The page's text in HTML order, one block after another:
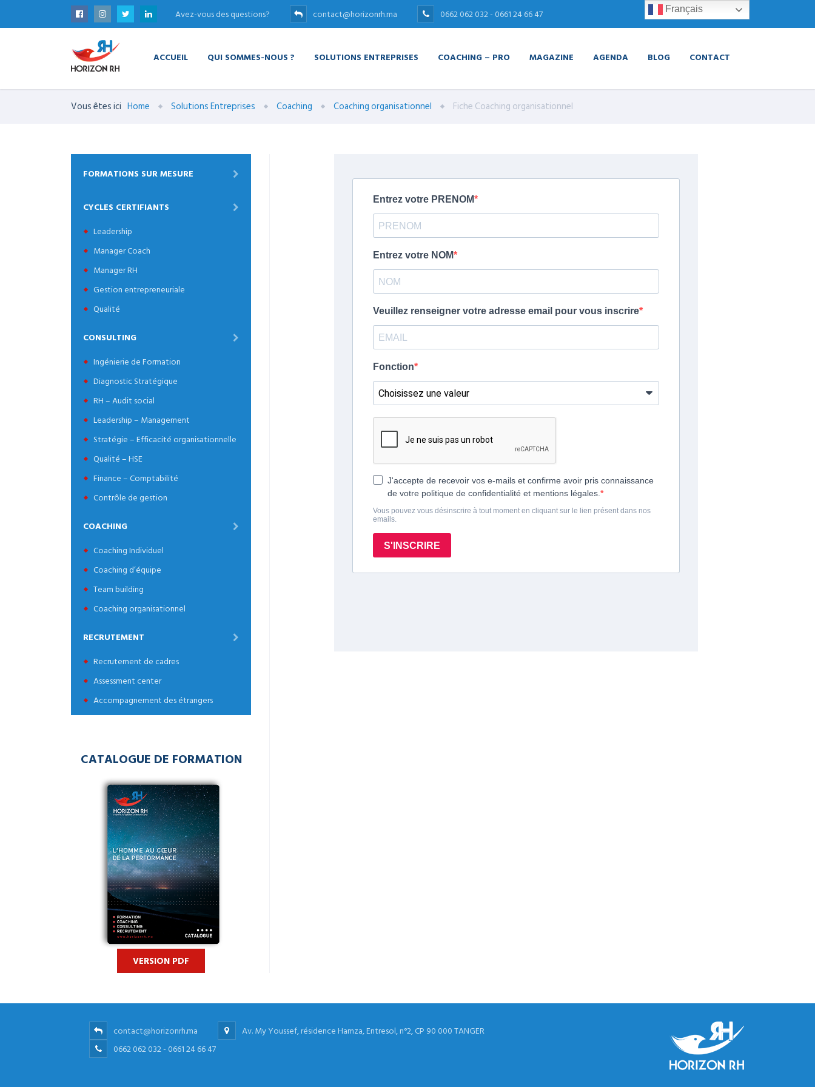
Avez-vous des questions? contact@horizonrh.ma 0662 062 032 - 0661 24 66 47
ACCUEIL QUI SOMMES-NOUS ? SOLUTIONS ENTREPRISES COACHING – PRO MAGAZINE AGENDA BLOG CONTACT
Vous êtes ici Home Solutions Entreprises Coaching Coaching organisationnel Fiche Coaching organisationnel
FORMATIONS SUR MESURE
CYCLES CERTIFIANTS
Leadership
Manager Coach
Manager RH
Gestion entrepreneuriale
Qualité
CONSULTING
Ingénierie de Formation
Diagnostic Stratégique
RH – Audit social
Leadership – Management
Stratégie – Efficacité organisationnelle
Qualité – HSE
Finance – Comptabilité
Contrôle de gestion
COACHING
Coaching Individuel
Coaching d’équipe
Team building
Coaching organisationnel
RECRUTEMENT
Recrutement de cadres
Assessment center
Accompagnement des étrangers
CATALOGUE DE FORMATION
VERSION PDF
contact@horizonrh.ma
Av. My Youssef, résidence Hamza, Entresol, n°2, CP 90 000 TANGER
0662 062 032 - 0661 24 66 47
Français